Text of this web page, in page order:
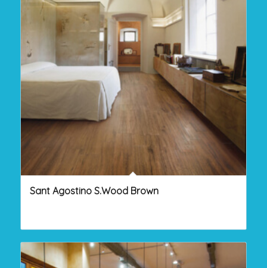
Sant Agostino S.Wood Brown